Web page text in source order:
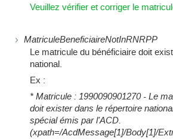
Veuillez vérifier et corriger le
MatriculeBeneficiaireNotInRNRPP
Le matricule du bénéficiaire doit
national.
Ex :
* Matricule : 1990090901270 - Le
doit exister dans le répertoire
spécial émis par l'ACD.
(xpath=/AcdMessage[1]/Body[1]/